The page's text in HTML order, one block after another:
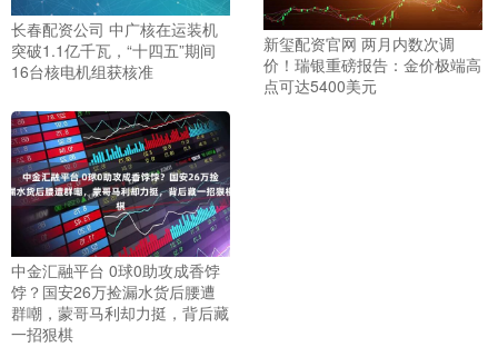
长春配资公司 中广核在运装机
突破1.1亿千瓦，“十四五”期间
16台核电机组获核准
新玺配资官网 两月内数次调
价！瑞银重磅报告：金价极端高
点可达5400美元
中金汇融平台 0球0助攻成香饽
饽？国安26万捡漏水货后腰遭
群嘲，蒙哥马利却力挺，背后藏
一招狠棋